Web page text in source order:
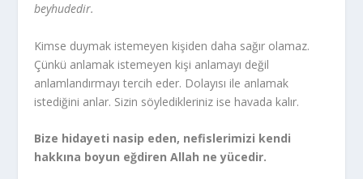
beyhudedir.
Kimse duymak istemeyen kişiden daha sağır olamaz.
Çünkü anlamak istemeyen kişi anlamayı değil
anlamlandırmayı tercih eder. Dolayısı ile anlamak
istediğini anlar. Sizin söyledikleriniz ise havada kalır.
Bize hidayeti nasip eden, nefislerimizi kendi
hakkına boyun eğdiren Allah ne yücedir.